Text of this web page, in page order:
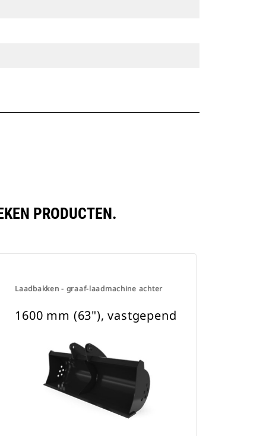
PRODUCTEN.
Laadbakken - graaf-laadmachine achter
1600 mm (63"), vastgepend